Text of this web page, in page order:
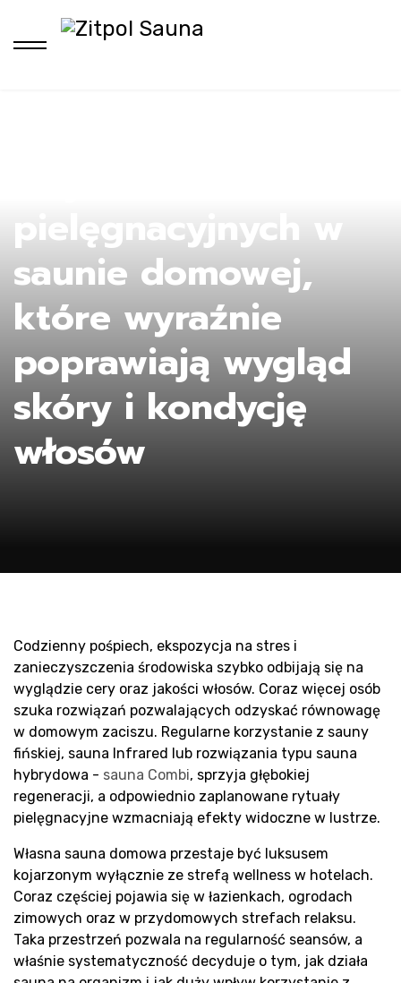
pielęgnacyjnych w
saunie domowej,
które wyraźnie
poprawiają wygląd
skóry i kondycję
włosów
Codzienny pośpiech, ekspozycja na stres i
zanieczyszczenia środowiska szybko odbijają się na
wyglądzie cery oraz jakości włosów. Coraz więcej osób
szuka rozwiązań pozwalających odzyskać równowagę
w domowym zaciszu. Regularne korzystanie z sauny
fińskiej, sauna Infrared lub rozwiązania typu sauna
hybrydowa - sauna Combi, sprzyja głębokiej
regeneracji, a odpowiednio zaplanowane rytuały
pielęgnacyjne wzmacniają efekty widoczne w lustrze.
Własna sauna domowa przestaje być luksusem
kojarzonym wyłącznie ze strefą wellness w hotelach.
Coraz częściej pojawia się w łazienkach, ogrodach
zimowych oraz w przydomowych strefach relaksu.
Taka przestrzeń pozwala na regularność seansów, a
właśnie systematyczność decyduje o tym, jak działa